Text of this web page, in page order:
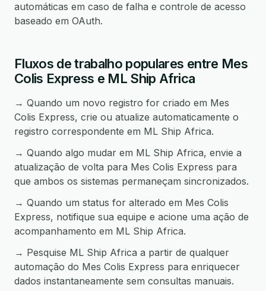
automáticas em caso de falha e controle de acesso
baseado em OAuth.
Fluxos de trabalho populares entre Mes
Colis Express e ML Ship Africa
→ Quando um novo registro for criado em Mes
Colis Express, crie ou atualize automaticamente o
registro correspondente em ML Ship Africa.
→ Quando algo mudar em ML Ship Africa, envie a
atualização de volta para Mes Colis Express para
que ambos os sistemas permaneçam sincronizados.
→ Quando um status for alterado em Mes Colis
Express, notifique sua equipe e acione uma ação de
acompanhamento em ML Ship Africa.
→ Pesquise ML Ship Africa a partir de qualquer
automação do Mes Colis Express para enriquecer
dados instantaneamente sem consultas manuais.